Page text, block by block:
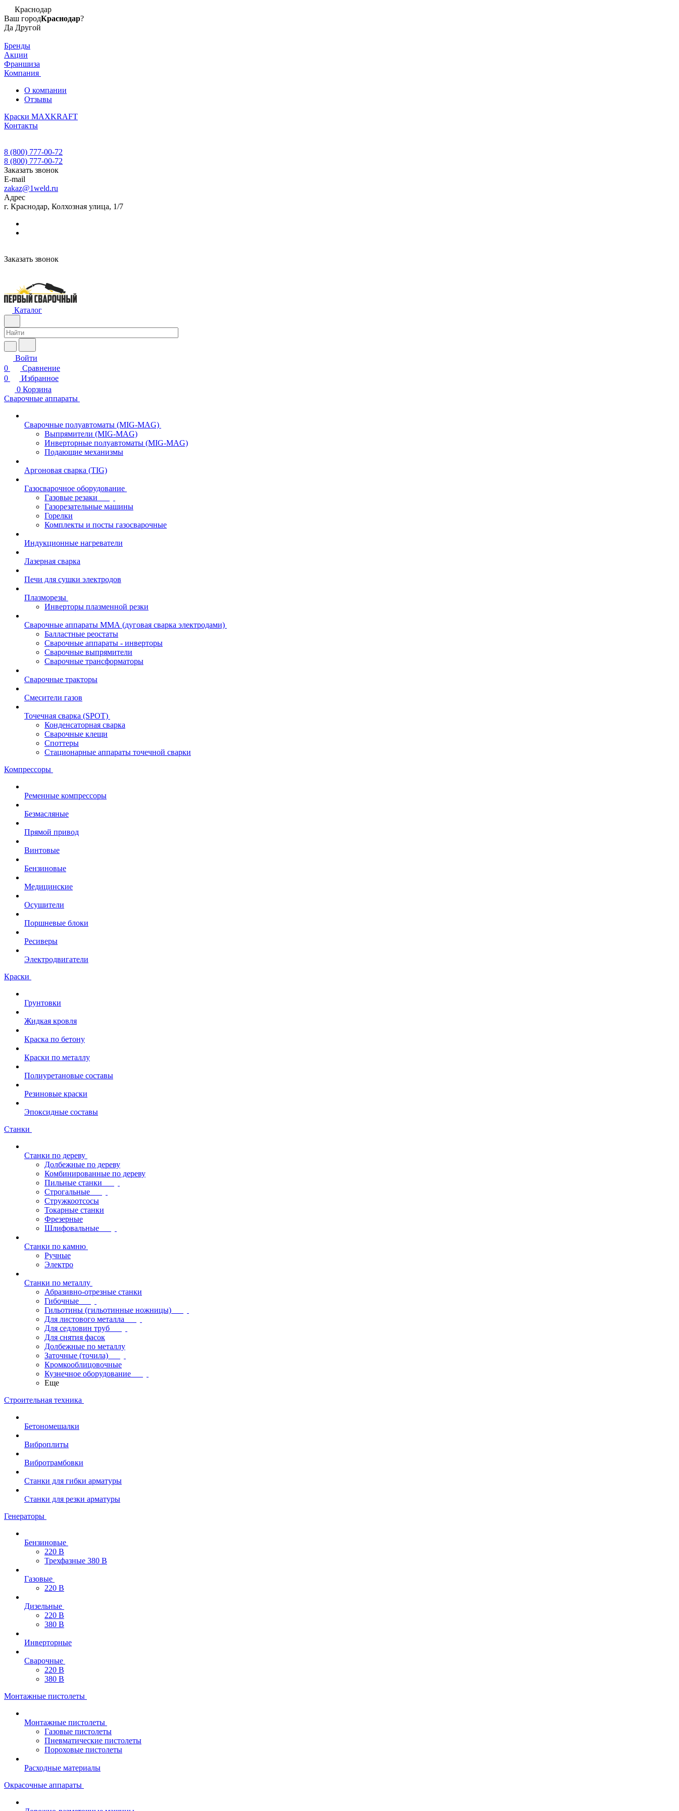
Краснодар
Ваш городКраснодар?
Да Другой
Бренды
Акции
Франшиза
Компания
О компании
Отзывы
Краски MAXKRAFT
Контакты
8 (800) 777-00-72
8 (800) 777-00-72
Заказать звонок
E-mail
zakaz@1weld.ru
Адрес
г. Краснодар, Колхозная улица, 1/7
Заказать звонок
Каталог
Войти
0
Сравнение
0
Избранное
0 Корзина
Сварочные аппараты
Сварочные полуавтоматы (MIG-MAG)
Выпрямители (MIG-MAG)
Инверторные полуавтоматы (MIG-MAG)
Подающие механизмы
Аргоновая сварка (TIG)
Газосварочное оборудование
Газовые резаки
Газорезательные машины
Горелки
Комплекты и посты газосварочные
Индукционные нагреватели
Лазерная сварка
Печи для сушки электродов
Плазморезы
Инверторы плазменной резки
Сварочные аппараты ММА (дуговая сварка электродами)
Балластные реостаты
Сварочные аппараты - инверторы
Сварочные выпрямители
Сварочные трансформаторы
Сварочные тракторы
Смесители газов
Точечная сварка (SPOT)
Конденсаторная сварка
Сварочные клещи
Споттеры
Стационарные аппараты точечной сварки
Компрессоры
Ременные компрессоры
Безмасляные
Прямой привод
Винтовые
Бензиновые
Медицинские
Осушители
Поршневые блоки
Ресиверы
Электродвигатели
Краски
Грунтовки
Жидкая кровля
Краска по бетону
Краски по металлу
Полиуретановые составы
Резиновые краски
Эпоксидные составы
Станки
Станки по дереву
Долбежные по дереву
Комбинированные по дереву
Пильные станки
Строгальные
Стружкоотсосы
Токарные станки
Фрезерные
Шлифовальные
Станки по камню
Ручные
Электро
Станки по металлу
Абразивно-отрезные станки
Гибочные
Гильотины (гильотинные ножницы)
Для листового металла
Для седловин труб
Для снятия фасок
Долбежные по металлу
Заточные (точила)
Кромкооблицовочные
Кузнечное оборудование
Еще
Строительная техника
Бетономешалки
Виброплиты
Вибротрамбовки
Станки для гибки арматуры
Станки для резки арматуры
Генераторы
Бензиновые
220 В
Трехфазные 380 В
Газовые
220 В
Дизельные
220 В
380 В
Инверторные
Сварочные
220 В
380 В
Монтажные пистолеты
Монтажные пистолеты
Газовые пистолеты
Пневматические пистолеты
Пороховые пистолеты
Расходные материалы
Окрасочные аппараты